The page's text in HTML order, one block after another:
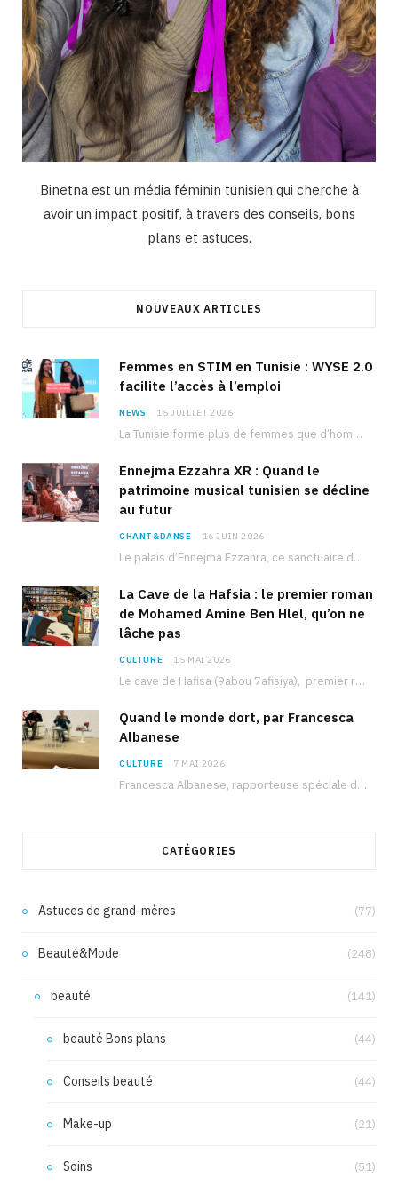
Binetna est un média féminin tunisien qui cherche à
avoir un impact positif, à travers des conseils, bons
plans et astuces.
NOUVEAUX ARTICLES
Femmes en STIM en Tunisie : WYSE 2.0
facilite l’accès à l’emploi
NEWS 15 JUILLET 2026
La Tunisie forme plus de femmes que d’hommes dans les filières scientifiques. Pourtant, pour beaucoup…
Ennejma Ezzahra XR : Quand le
patrimoine musical tunisien se décline
au futur
CHANT&DANSE 16 JUIN 2026
Le palais d’Ennejma Ezzahra, ce sanctuaire de la musique tunisienne et méditerranéenne construit par le…
La Cave de la Hafsia : le premier roman
de Mohamed Amine Ben Hlel, qu’on ne
lâche pas
CULTURE 15 MAI 2026
Le cave de Hafisa (9abou 7afisiya), premier roman du journaliste tunisien Mohamed Amine Ben Hlel,…
Quand le monde dort, par Francesca
Albanese
CULTURE 7 MAI 2026
Francesca Albanese, rapporteuse spéciale de l’ONU sur les territoires palestiniens occupés, était à Tunis pour…
CATÉGORIES
Astuces de grand-mères (77)
Beauté&Mode (248)
beauté (141)
beauté Bons plans (44)
Conseils beauté (44)
Make-up (21)
Soins (51)